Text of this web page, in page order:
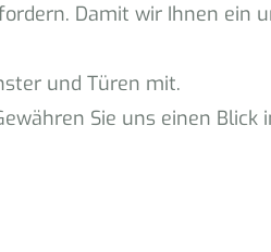
Damit wir Ihnen ein
und Türen mit.
Sie uns einen Blick